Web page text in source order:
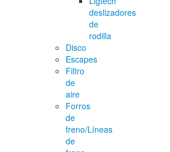
deslizadores
de
rodilla
Disco
Escapes
Filtro
de
aire
Forros
de
freno/Líneas
de